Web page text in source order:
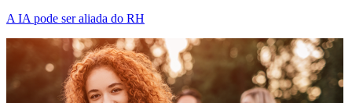
A IA pode ser aliada do RH